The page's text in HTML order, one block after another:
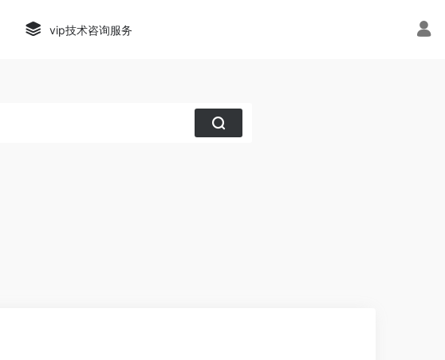
vip技术咨询服务